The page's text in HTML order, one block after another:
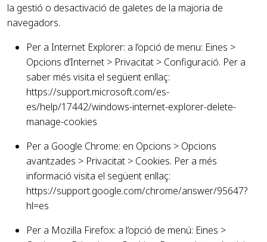
la gestió o desactivació de galetes de la majoria de
navegadors.
Per a Internet Explorer: a l’opció de menu: Eines >
Opcions d’Internet > Privacitat > Configuració. Per a
saber més visita el següent enllaç:
https://support.microsoft.com/es-
es/help/17442/windows-internet-explorer-delete-
manage-cookies
Per a Google Chrome: en Opcions > Opcions
avantzades > Privacitat > Cookies. Per a més
informació visita el següent enllaç:
https://support.google.com/chrome/answer/95647?
hl=es
Per a Mozilla Firefox: a l’opció de menú: Eines >